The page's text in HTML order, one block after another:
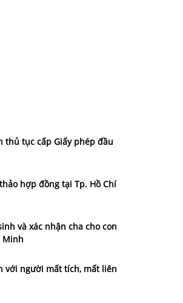
thủ tục cấp Giấy phép đầu
hợp đồng tại Tp. Hồ Chí
và xác nhận cha cho con
Minh
với người mất tích, mất liên